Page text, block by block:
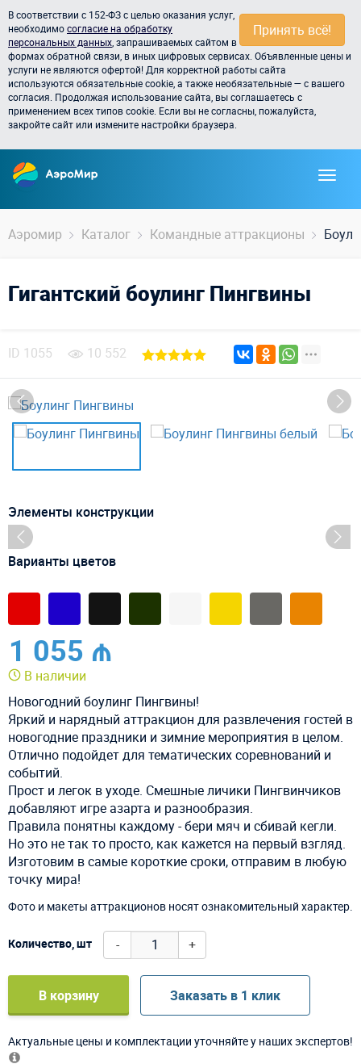
Принять всё!
В соответствии с 152-ФЗ с целью оказания услуг,
необходимосогласие на обработку
персональных данных , запрашиваемых сайтом в
формах обратной связи, в иных цифровых сервисах. Объявленные цены и
услуги не являются офертой! Для корректной работы сайта
используются обязательные cookie, а также необязательные — с вашего
согласия. Продолжая использование сайта, вы соглашаетесь с
применением всех типов cookie. Если вы не согласны, пожалуйста,
закройте сайт или измените настройки браузера.
Аэромир Каталог Командные аттракционы
Гигантский боулинг Пингвины
ID 1055 10 552
Элементы конструкции
Варианты цветов
1 055 ₼
В наличии
Новогодний боулинг Пингвины!
Яркий и нарядный аттракцион для развлечения гостей в
новогодние праздники и зимние мероприятия в целом.
Отлично подойдет для тематических соревнований и
событий.
Прост и легок в уходе. Смешные личики Пингвинчиков
добавляют игре азарта и разнообразия.
Правила понятны каждому - бери мяч и сбивай кегли.
Но это не так то просто, как кажется на первый взгляд.
Изготовим в самые короткие сроки, отправим в любую
точку мира!
Фото и макеты аттракционов носят ознакомительный характер.
Количество, шт - +
В корзину Заказать в 1 клик
Актуальные цены и комплектации уточняйте у наших экспертов!